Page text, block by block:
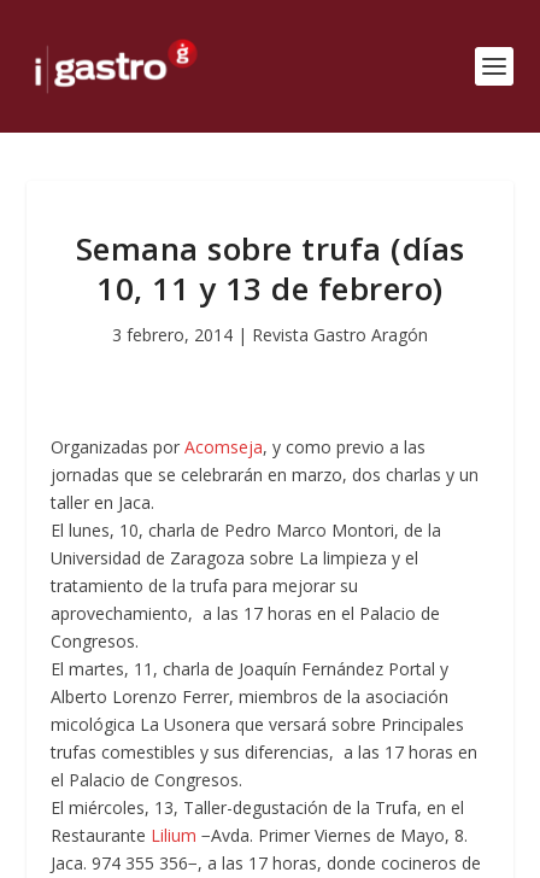
Semana sobre trufa (días
10, 11 y 13 de febrero)
3 febrero, 2014 | Revista Gastro Aragón
Organizadas porAcomseja, y como previo a las
jornadas que se celebrarán en marzo, dos charlas y un
taller en Jaca.
El lunes, 10, charla de Pedro Marco Montori, de la
Universidad de Zaragoza sobre La limpieza y el
tratamiento de la trufa para mejorar su
aprovechamiento, a las 17 horas en el Palacio de
Congresos.
El martes, 11, charla de Joaquín Fernández Portal y
Alberto Lorenzo Ferrer, miembros de la asociación
micológica La Usonera que versará sobre Principales
trufas comestibles y sus diferencias, a las 17 horas en
el Palacio de Congresos.
El miércoles, 13, Taller-degustación de la Trufa, en el
Restaurante Lilium −Avda. Primer Viernes de Mayo, 8.
Jaca. 974 355 356−, a las 17 horas, donde cocineros de